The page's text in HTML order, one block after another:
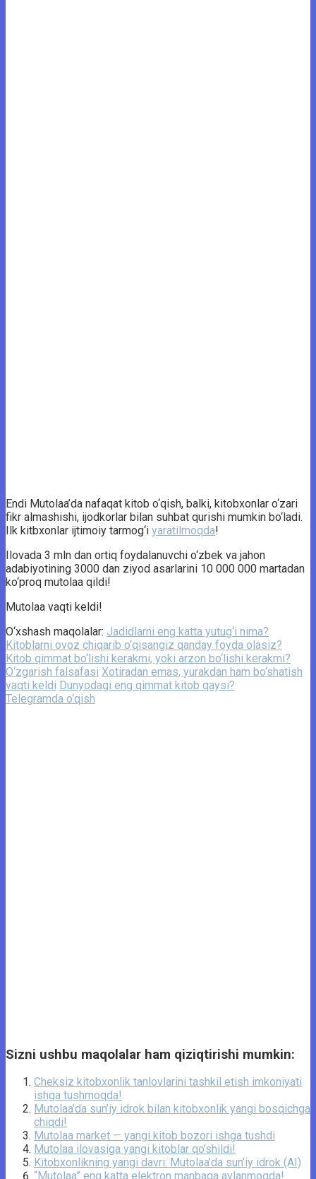
Endi Mutolaa’da nafaqat kitob o‘qish, balki, kitobxonlar o‘zari
fikr almashishi, ijodkorlar bilan suhbat qurishi mumkin bo‘ladi.
Ilk kitbxonlar ijtimoiy tarmog‘i yaratilmoqda!
Ilovada 3 mln dan ortiq foydalanuvchi o‘zbek va jahon
adabiyotining 3000 dan ziyod asarlarini 10 000 000 martadan
ko‘proq mutolaa qildi!
Mutolaa vaqti keldi!
O‘xshash maqolalar: Jadidlarni eng katta yutug‘i nima?
Kitoblarni ovoz chiqarib o‘qisangiz qanday foyda olasiz?
Kitob qimmat bo‘lishi kerakmi, yoki arzon bo‘lishi kerakmi?
O‘zgarish falsafasi Xotiradan emas, yurakdan ham bo‘shatish
vaqti keldi Dunyodagi eng qimmat kitob qaysi?
Telegramda o‘qish
Sizni ushbu maqolalar ham qiziqtirishi mumkin:
Cheksiz kitobxonlik tanlovlarini tashkil etish imkoniyati
ishga tushmoqda!
Mutolaa’da sun’iy idrok bilan kitobxonlik yangi bosqichga
chiqdi!
Mutolaa market — yangi kitob bozori ishga tushdi
Mutolaa ilovasiga yangi kitoblar qo’shildi!
Kitobxonlikning yangi davri: Mutolaa’da sun’iy idrok (AI)
“Mutolaa” eng katta elektron manbaga aylanmoqda!